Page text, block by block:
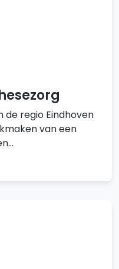
de regio Eindhoven
van een